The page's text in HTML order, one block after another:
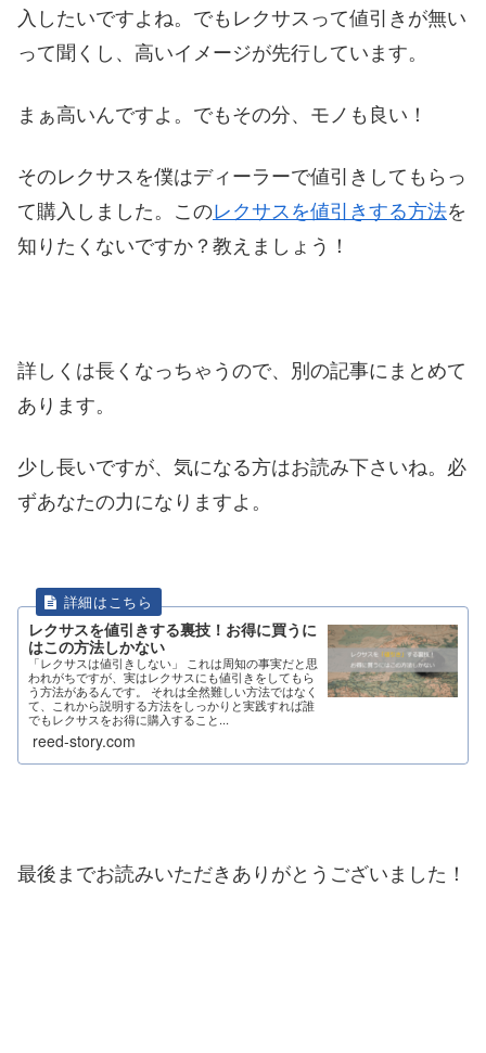
入したいですよね。でもレクサスって値引きが無い
って聞くし、高いイメージが先行しています。
まぁ高いんですよ。でもその分、モノも良い！
そのレクサスを僕はディーラーで値引きしてもらっ
て購入しました。このレクサスを値引きする方法を
知りたくないですか？教えましょう！
詳しくは長くなっちゃうので、別の記事にまとめて
あります。
少し長いですが、気になる方はお読み下さいね。必
ずあなたの力になりますよ。
レクサスを値引きする裏技！お得に買うに
はこの方法しかない
「レクサスは値引きしない」 これは周知の事実だと思
われがちですが、実はレクサスにも値引きをしてもら
う方法があるんです。 それは全然難しい方法ではなく
て、これから説明する方法をしっかりと実践すれば誰
でもレクサスをお得に購入すること...
reed-story.com
最後までお読みいただきありがとうございました！